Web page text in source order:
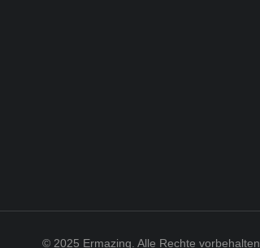
© 2025 Ermazing. Alle Rechte vorbehalten.